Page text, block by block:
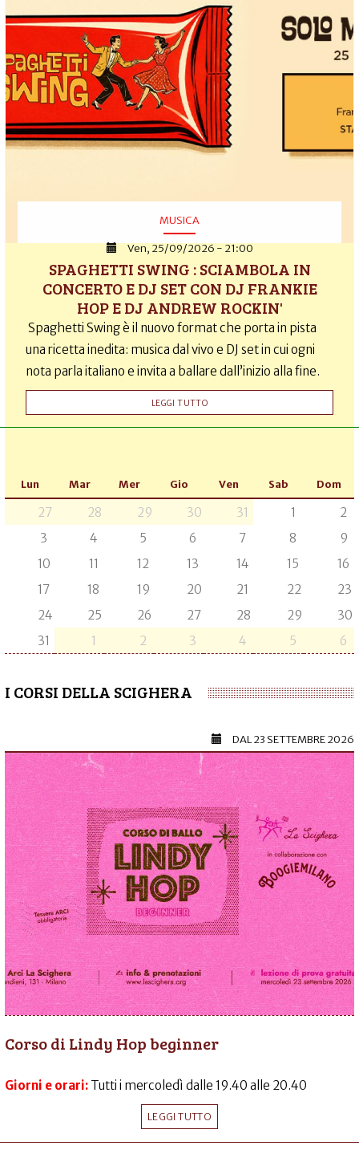
MUSICA
Ven, 25/09/2026 - 21:00
SPAGHETTI SWING : SCIAMBOLA IN
CONCERTO E DJ SET CON DJ FRANKIE
HOP E DJ ANDREW ROCKIN'
Spaghetti Swing è il nuovo format che porta in pista
una ricetta inedita: musica dal vivo e DJ set in cui ogni
nota parla italiano e invita a ballare dall’inizio alla fine.
LEGGI TUTTO
Lun Mar Mer Gio Ven Sab Dom
27 28 29 30 31 1
2
3
4 5 6 7 8
9
10
11 12 13 14 15
16
17
18 19 20 21 22
23
24
25 26 27 28 29
30
31
1 2 3 4 5 6
I CORSI DELLA SCIGHERA
DAL23 SETTEMBRE 2026
Corso di Lindy Hop beginner
Giorni e orari: Tutti i mercoledì dalle 19.40 alle 20.40
LEGGI TUTTO